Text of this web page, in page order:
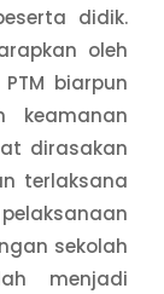
didik.
oleh
biarpun
keamanan
dirasakan
terlaksana
sekolah
menjadi